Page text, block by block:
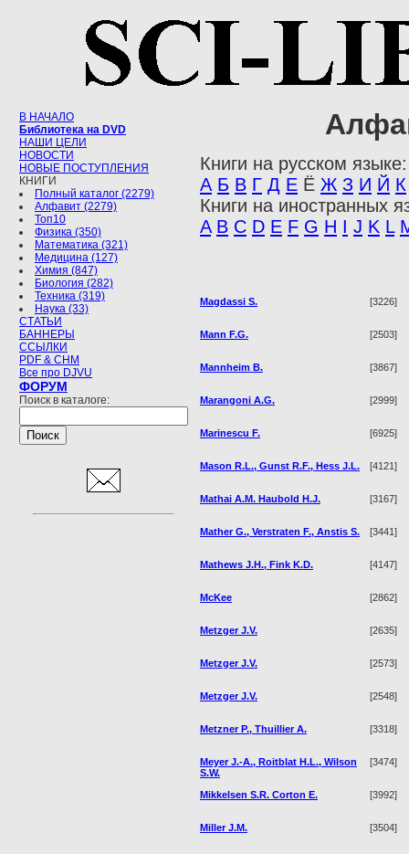
В НАЧАЛО
Библиотека на DVD
НАШИ ЦЕЛИ
НОВОСТИ
НОВЫЕ ПОСТУПЛЕНИЯ
КНИГИ
Полный каталог (2279)
Алфавит (2279)
Топ10
Физика (350)
Математика (321)
Медицина (127)
Химия (847)
Биология (282)
Техника (319)
Наука (33)
СТАТЬИ
БАННЕРЫ
ССЫЛКИ
PDF & CHM
Все про DJVU
ФОРУМ
Поиск в каталоге:
Книги на русском языке:
А Б В Г Д Е Ё Ж З И Й К
Книги на иностранных
A B C D E F G H I J K L
Magdassi S. [3226]
Mann F.G. [2503]
Mannheim B. [3867]
Marangoni A.G. [2999]
Marinescu F. [6925]
Mason R.L., Gunst R.F., Hess J.L. [4121]
Mathai A.M. Haubold H.J. [3167]
Mather G., Verstraten F., Anstis S. [3441]
Mathews J.H., Fink K.D. [4147]
McKee [2862]
Metzger J.V. [2635]
Metzger J.V. [2573]
Metzger J.V. [2548]
Metzner P., Thuillier A. [3318]
Meyer J.-A., Roitblat H.L., Wilson
S.W.
[3474]
Mikkelsen S.R. Corton E. [3992]
Miller J.M. [3504]